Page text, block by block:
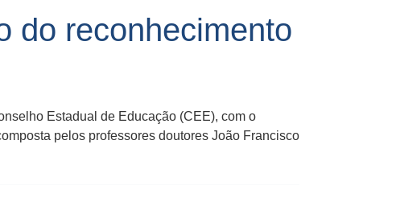
do reconhecimento
Estadual de Educação (CEE), com o
pelos professores doutores João Francisco